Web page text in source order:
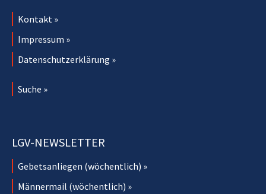
Kontakt »
Impressum »
Datenschutzerklärung »
Suche »
LGV-NEWSLETTER
Gebetsanliegen (wöchentlich) »
Männermail (wöchentlich) »